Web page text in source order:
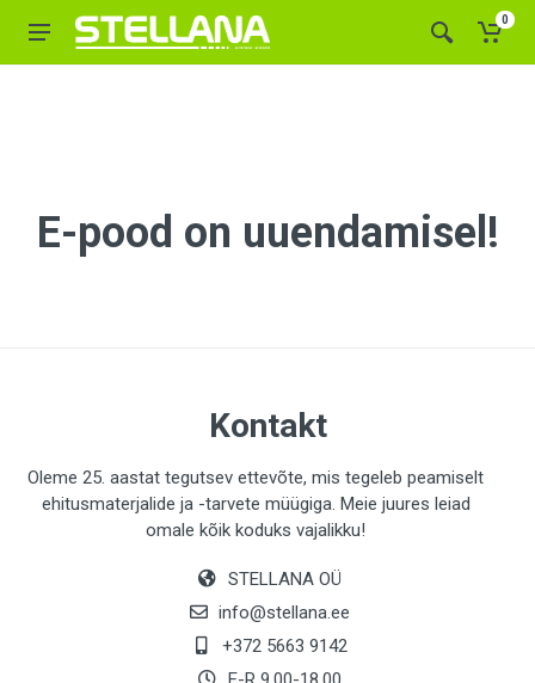
0
E-pood on uuendamisel!
Kontakt
Oleme 25. aastat tegutsev ettevõte, mis tegeleb peamiselt
ehitusmaterjalide ja -tarvete müügiga. Meie juures leiad
omale kõik koduks vajalikku!
STELLANA OÜ
info@stellana.ee
+372 5663 9142